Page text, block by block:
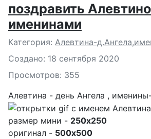
поздравить
именинами
Подробности
Категория: Алевтина-
Создано: 18 сентября 2020
Просмотров: 355
Алевтина - день Ангела ,
размер мини - 250x250
оригинал - 500x500